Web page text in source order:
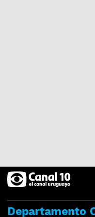
Departamento